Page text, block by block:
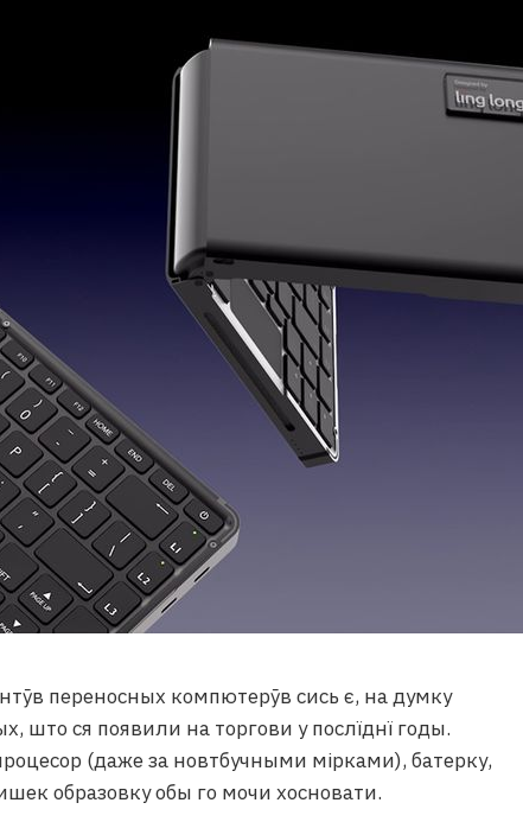
переносных компютерӯв сись є, на думку
што ся появили на торгови у послїднї годы.
(даже за новтбучными мірками), батерку,
образовку обы го мочи хосновати.